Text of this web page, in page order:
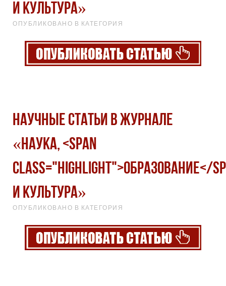
и культура»
ОПУБЛИКОВАНО В КАТЕГОРИЯ
Научные статьи в журнале
«Наука, <span
class="highlight">образование</
и культура»
ОПУБЛИКОВАНО В КАТЕГОРИЯ